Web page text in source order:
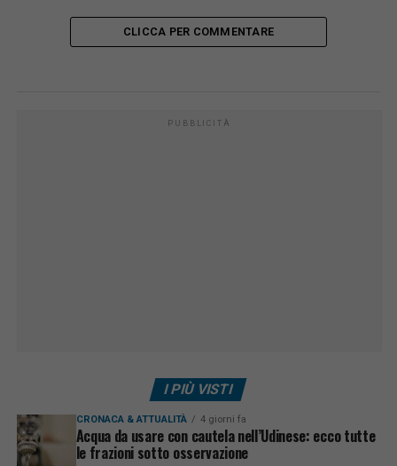
CLICCA PER COMMENTARE
PUBBLICITÀ
I PIÙ VISTI
CRONACA & ATTUALITÀ 4 giorni fa
Acqua da usare con cautela nell’Udinese: ecco tutte
le frazioni sotto osservazione